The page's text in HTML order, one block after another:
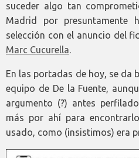
suceder algo tan
Madrid por presuntamente
selección con el anuncio del
Marc Cucurella.
En las portadas de hoy, se da
equipo de De la Fuente,
argumento (?) antes
más por ahí para
usado, como (insistimos) era